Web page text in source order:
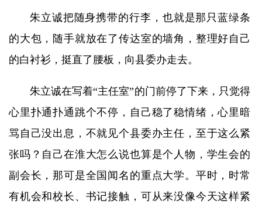
朱立诚把随身携带的行李，也就是那只蓝绿条
的大包，随手就放在了传达室的墙角，整理好自己
的白衬衫，挺直了腰板，向县委办走去。
朱立诚在写着“主任室”的门前停了下来，只觉得
心里扑通扑通跳个不停，自己稳了稳情绪，心里暗
骂自己没出息，不就见个县委办主任，至于这么紧
张吗？自己在淮大怎么说也算是个人物，学生会的
副会长，那可是全国闻名的重点大学。平时，时常
有机会和校长、书记接触，可从来没像今天这样紧